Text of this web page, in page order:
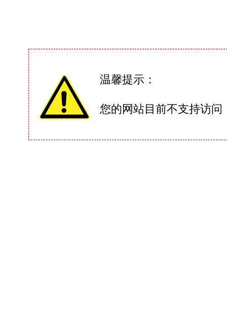
温馨提示：
您的网站目前不支持访